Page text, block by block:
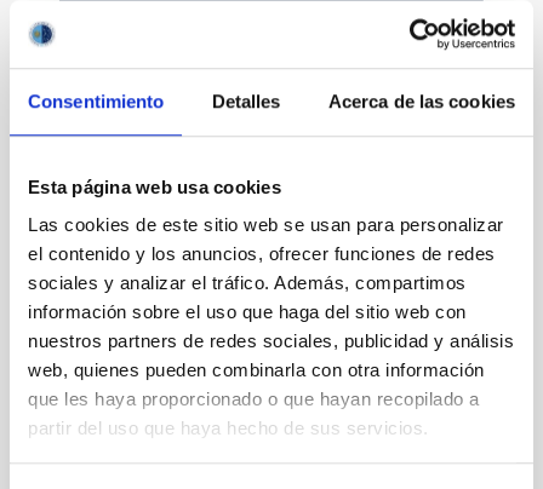
Consentimiento Detalles Acerca de las cookies
Esta página web usa cookies
Las cookies de este sitio web se usan para personalizar
el contenido y los anuncios, ofrecer funciones de redes
sociales y analizar el tráfico. Además, compartimos
información sobre el uso que haga del sitio web con
nuestros partners de redes sociales, publicidad y análisis
web, quienes pueden combinarla con otra información
que les haya proporcionado o que hayan recopilado a
partir del uso que haya hecho de sus servicios.
Divulgación
Movilidad